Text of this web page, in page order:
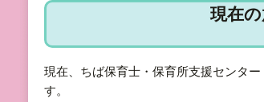
現在
現在、ちば保育士・保育所支援センタ
す。